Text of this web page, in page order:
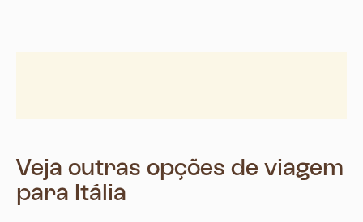
Veja outras opções de viagem
para Itália